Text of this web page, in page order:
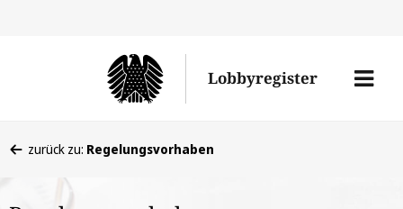
Lobbyregister
Menü
befinden
zurück zu: Regelungsvorhaben